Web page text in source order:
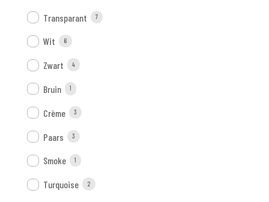
Transparant 7
Wit 6
Zwart 4
Bruin 1
Crème 3
Paars 3
Smoke 1
Turquoise 2